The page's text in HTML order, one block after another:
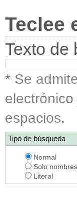
Teclee
Texto de
* Se
espacios.
Tipo de búsqueda
Normal
Solo nombres
Literal